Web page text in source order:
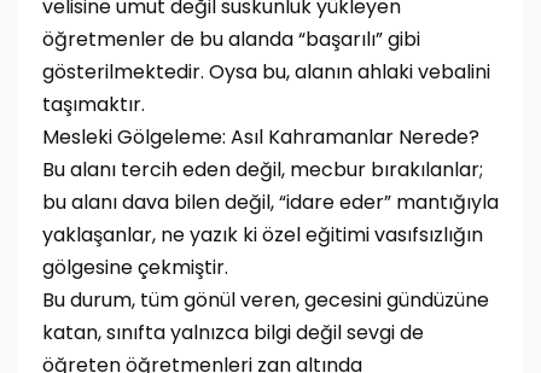
velisine umut değil suskunluk yükleyen
öğretmenler de bu alanda “başarılı” gibi
gösterilmektedir. Oysa bu, alanın ahlaki vebalini
taşımaktır.
Mesleki Gölgeleme: Asıl Kahramanlar Nerede?
Bu alanı tercih eden değil, mecbur bırakılanlar;
bu alanı dava bilen değil, “idare eder” mantığıyla
yaklaşanlar, ne yazık ki özel eğitimi vasıfsızlığın
gölgesine çekmiştir.
Bu durum, tüm gönül veren, gecesini gündüzüne
katan, sınıfta yalnızca bilgi değil sevgi de
öğreten öğretmenleri zan altında